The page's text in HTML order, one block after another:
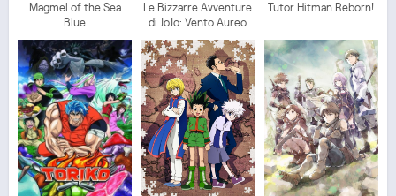
Magmel of the Sea
Blue
Le Bizzarre Avventure
di JoJo: Vento Aureo
Tutor Hitman Reborn!